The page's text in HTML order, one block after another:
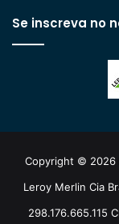
Se inscreva no
Copyright © 2026
Leroy Merlin Cia
298.176.665.115